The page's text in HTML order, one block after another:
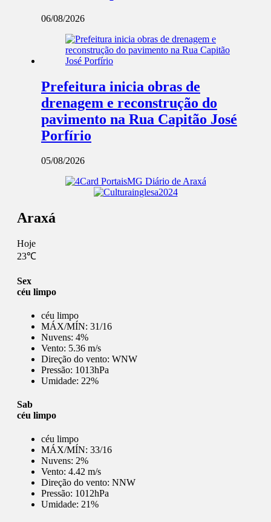
06/08/2026
Prefeitura inicia obras de
drenagem e reconstrução do
pavimento na Rua Capitão José
Porfírio
05/08/2026
Araxá
Hoje
23℃
Sex
céu limpo
céu limpo
MÁX/MÍN: 31/16
Nuvens: 4%
Vento: 5.36 m/s
Direção do vento: WNW
Pressão: 1013hPa
Umidade: 22%
Sab
céu limpo
céu limpo
MÁX/MÍN: 33/16
Nuvens: 2%
Vento: 4.42 m/s
Direção do vento: NNW
Pressão: 1012hPa
Umidade: 21%